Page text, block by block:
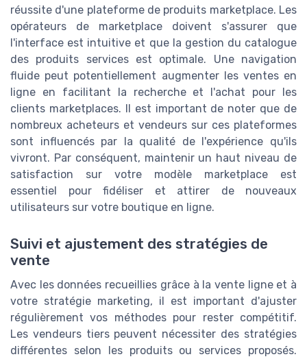
réussite d'une plateforme de produits marketplace. Les
opérateurs de marketplace doivent s'assurer que
l'interface est intuitive et que la gestion du catalogue
des produits services est optimale. Une navigation
fluide peut potentiellement augmenter les ventes en
ligne en facilitant la recherche et l'achat pour les
clients marketplaces. Il est important de noter que de
nombreux acheteurs et vendeurs sur ces plateformes
sont influencés par la qualité de l'expérience qu'ils
vivront. Par conséquent, maintenir un haut niveau de
satisfaction sur votre modèle marketplace est
essentiel pour fidéliser et attirer de nouveaux
utilisateurs sur votre boutique en ligne.
Suivi et ajustement des stratégies de
vente
Avec les données recueillies grâce à la vente ligne et à
votre stratégie marketing, il est important d'ajuster
régulièrement vos méthodes pour rester compétitif.
Les vendeurs tiers peuvent nécessiter des stratégies
différentes selon les produits ou services proposés.